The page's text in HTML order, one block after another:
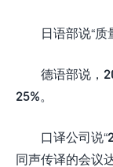
日语部说“
德语部说，
25%。
口译公司说
同声传译的会议